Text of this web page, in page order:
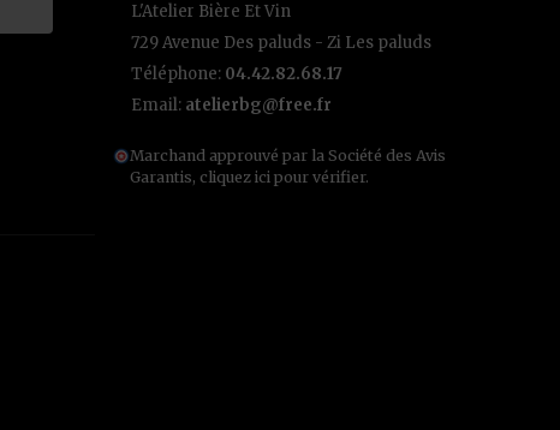
L'Atelier Bière Et Vin
729 Avenue Des paluds - Zi Les paluds
Téléphone: 04.42.82.68.17
Email: atelierbg@free.fr
Marchand approuvé par la Société des Avis
Garantis, cliquez ici pour vérifier.